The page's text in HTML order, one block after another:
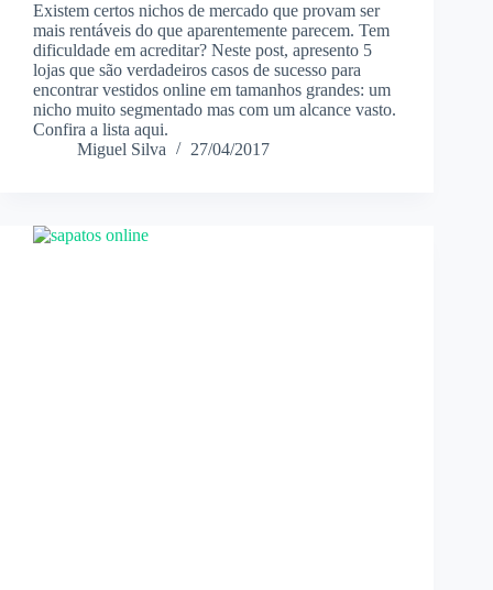
Existem certos nichos de mercado que provam ser
mais rentáveis do que aparentemente parecem. Tem
dificuldade em acreditar? Neste post, apresento 5
lojas que são verdadeiros casos de sucesso para
encontrar vestidos online em tamanhos grandes: um
nicho muito segmentado mas com um alcance vasto.
Confira a lista aqui.
Miguel Silva
27/04/2017